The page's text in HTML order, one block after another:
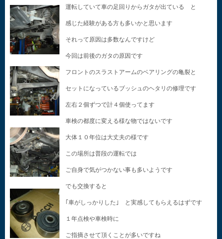
運転していて車の足回りからガタが出ている と
感じた経験がある方も多いかと思います
それって原因は多数なんですけど
今回は前後のガタの原因です
フロントのスラストアームのベアリングの亀裂と
セットになっているブッシュのヘタリの修理です
左右２個ずつで計４個使ってます
車検の都度に変える様な物ではないです
大体１０年位は大丈夫の様です
この場所は普段の運転では
ご自身で気がつかない事も多いようです
でも交換すると
｢車がしっかりした｣ と実感してもらえるはずです
１年点検や車検時に
ご指摘させて頂くことが多いですね